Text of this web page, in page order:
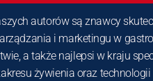
autorów są znawcy
i marketingu w
a także najlepsi w kraju
żywienia oraz technologii